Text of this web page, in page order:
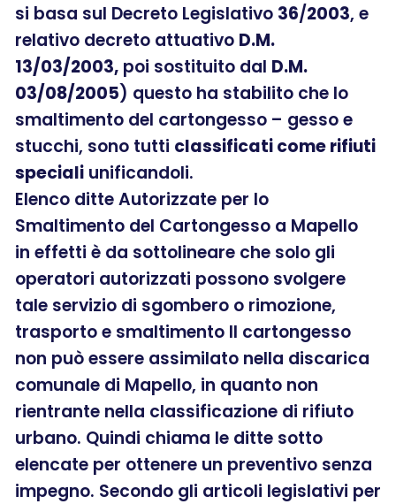
si basa sul Decreto Legislativo 36/2003, e
relativo decreto attuativo D.M.
13/03/2003, poi sostituito dal D.M.
03/08/2005) questo ha stabilito che lo
smaltimento del cartongesso – gesso e
stucchi, sono tutti classificati come rifiuti
speciali unificandoli.
Elenco ditte Autorizzate per lo
Smaltimento del Cartongesso a Mapello
in effetti è da sottolineare che solo gli
operatori autorizzati possono svolgere
tale servizio di sgombero o rimozione,
trasporto e smaltimento Il cartongesso
non può essere assimilato nella discarica
comunale di Mapello, in quanto non
rientrante nella classificazione di rifiuto
urbano. Quindi chiama le ditte sotto
elencate per ottenere un preventivo senza
impegno. Secondo gli articoli legislativi per